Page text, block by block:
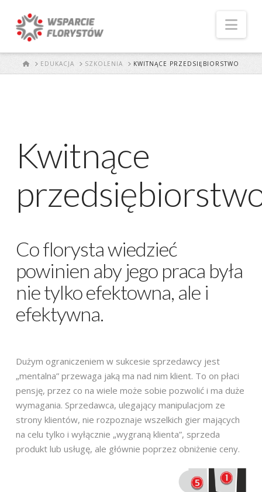
STARTEDUKACJA SZKOLENIA KWITNĄCE PRZEDSIĘBIORSTWO
Kwitnące
Co florysta wiedzieć
powinien aby jego praca była
nie tylko efektowna, ale i
efektywna.
Dużym ograniczeniem w sukcesie sprzedawcy jest
„mentalna” przewaga jaką ma nad nim klient. To on płaci
pensję, przez co na wiele może sobie pozwolić i ma duże
wymagania. Sprzedawca, ulegający manipulacjom ze
strony klientów, nie rozpoznaje wszelkich gier mających
na celu tylko i wyłącznie „wygraną klienta”, sprzeda
produkt lub usługę, ale głównie poprzez obniżenie ceny.